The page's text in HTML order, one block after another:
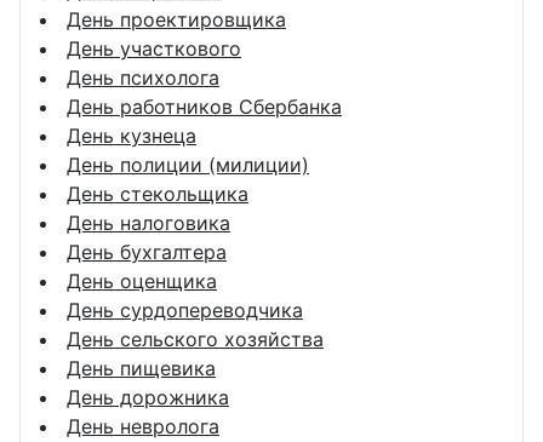
День проектировщика
День участкового
День психолога
День работников Сбербанка
День кузнеца
День полиции (милиции)
День стекольщика
День налоговика
День бухгалтера
День оценщика
День сурдопереводчика
День сельского хозяйства
День пищевика
День дорожника
День невролога